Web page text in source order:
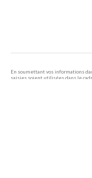
En soumettant vos informations
saisies soient utilisées dans le